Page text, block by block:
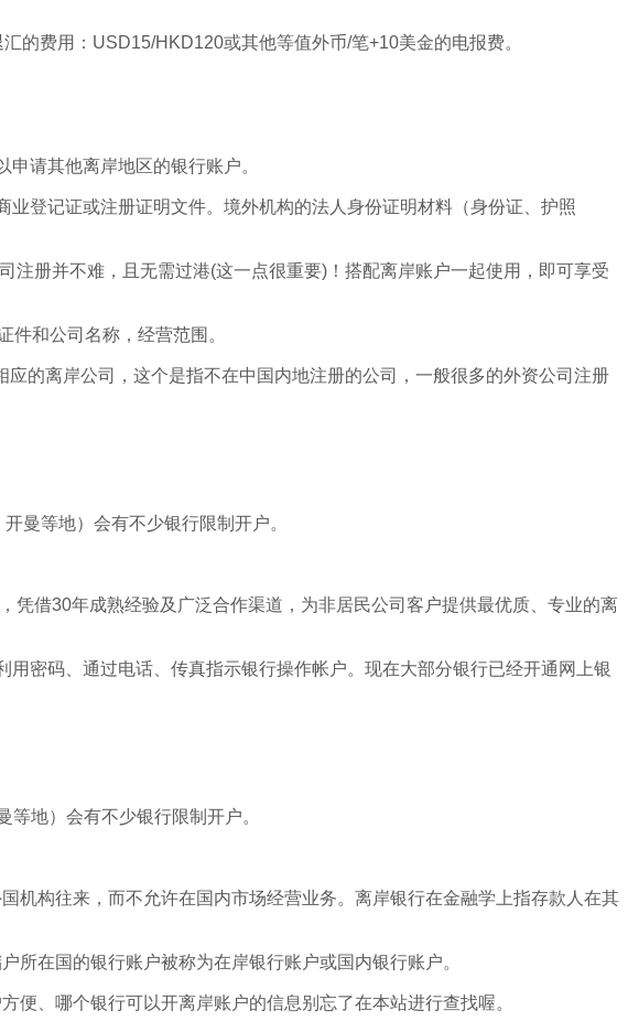
的费用：USD15/HKD120或其他等值外币/笔+10美金的电报费。
请其他离岸地区的银行账户。
登记证或注册证明文件。境外机构的法人身份证明材料（身份证、护照
册并不难，且无需过港(这一点很重要)！搭配离岸账户一起使用，即可享受
和公司名称，经营范围。
的离岸公司，这个是指不在中国内地注册的公司，一般很多的外资公司注册
曼等地）会有不少银行限制开户。
借30年成熟经验及广泛合作渠道，为非居民公司客户提供最优质、专业的离
密码、通过电话、传真指示银行操作帐户。现在大部分银行已经开通网上银
地）会有不少银行限制开户。
机构往来，而不允许在国内市场经营业务。离岸银行在金融学上指存款人在其
所在国的银行账户被称为在岸银行账户或国内银行账户。
、哪个银行可以开离岸账户的信息别忘了在本站进行查找喔。